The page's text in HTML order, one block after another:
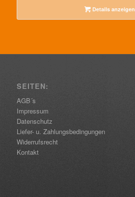
Details anzeigen
SEITEN:
AGB´s
Impressum
Datenschutz
Liefer- u. Zahlungsbedingungen
Widerrufsrecht
Kontakt